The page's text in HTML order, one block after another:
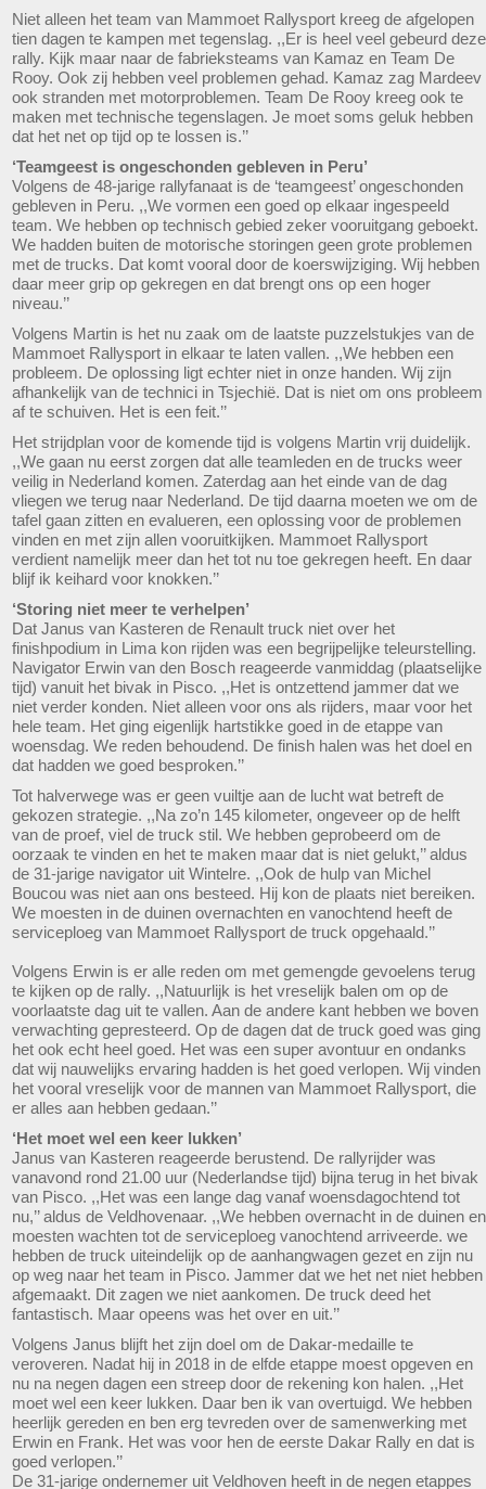
Niet alleen het team van Mammoet Rallysport kreeg de afgelopen
tien dagen te kampen met tegenslag. ,,Er is heel veel gebeurd deze
rally. Kijk maar naar de fabrieksteams van Kamaz en Team De
Rooy. Ook zij hebben veel problemen gehad. Kamaz zag Mardeev
ook stranden met motorproblemen. Team De Rooy kreeg ook te
maken met technische tegenslagen. Je moet soms geluk hebben
dat het net op tijd op te lossen is.’’
‘Teamgeest is ongeschonden gebleven in Peru’
Volgens de 48-jarige rallyfanaat is de ‘teamgeest’ ongeschonden
gebleven in Peru. ,,We vormen een goed op elkaar ingespeeld
team. We hebben op technisch gebied zeker vooruitgang geboekt.
We hadden buiten de motorische storingen geen grote problemen
met de trucks. Dat komt vooral door de koerswijziging. Wij hebben
daar meer grip op gekregen en dat brengt ons op een hoger
niveau.’’
Volgens Martin is het nu zaak om de laatste puzzelstukjes van de
Mammoet Rallysport in elkaar te laten vallen. ,,We hebben een
probleem. De oplossing ligt echter niet in onze handen. Wij zijn
afhankelijk van de technici in Tsjechië. Dat is niet om ons probleem
af te schuiven. Het is een feit.’’
Het strijdplan voor de komende tijd is volgens Martin vrij duidelijk.
,,We gaan nu eerst zorgen dat alle teamleden en de trucks weer
veilig in Nederland komen. Zaterdag aan het einde van de dag
vliegen we terug naar Nederland. De tijd daarna moeten we om de
tafel gaan zitten en evalueren, een oplossing voor de problemen
vinden en met zijn allen vooruitkijken. Mammoet Rallysport
verdient namelijk meer dan het tot nu toe gekregen heeft. En daar
blijf ik keihard voor knokken.’’
‘Storing niet meer te verhelpen’
Dat Janus van Kasteren de Renault truck niet over het
finishpodium in Lima kon rijden was een begrijpelijke teleurstelling.
Navigator Erwin van den Bosch reageerde vanmiddag (plaatselijke
tijd) vanuit het bivak in Pisco. ,,Het is ontzettend jammer dat we
niet verder konden. Niet alleen voor ons als rijders, maar voor het
hele team. Het ging eigenlijk hartstikke goed in de etappe van
woensdag. We reden behoudend. De finish halen was het doel en
dat hadden we goed besproken.’’
Tot halverwege was er geen vuiltje aan de lucht wat betreft de
gekozen strategie. ,,Na zo’n 145 kilometer, ongeveer op de helft
van de proef, viel de truck stil. We hebben geprobeerd om de
oorzaak te vinden en het te maken maar dat is niet gelukt,’’ aldus
de 31-jarige navigator uit Wintelre. ,,Ook de hulp van Michel
Boucou was niet aan ons besteed. Hij kon de plaats niet bereiken.
We moesten in de duinen overnachten en vanochtend heeft de
serviceploeg van Mammoet Rallysport de truck opgehaald.’’
Volgens Erwin is er alle reden om met gemengde gevoelens terug
te kijken op de rally. ,,Natuurlijk is het vreselijk balen om op de
voorlaatste dag uit te vallen. Aan de andere kant hebben we boven
verwachting gepresteerd. Op de dagen dat de truck goed was ging
het ook echt heel goed. Het was een super avontuur en ondanks
dat wij nauwelijks ervaring hadden is het goed verlopen. Wij vinden
het vooral vreselijk voor de mannen van Mammoet Rallysport, die
er alles aan hebben gedaan.’’
‘Het moet wel een keer lukken’
Janus van Kasteren reageerde berustend. De rallyrijder was
vanavond rond 21.00 uur (Nederlandse tijd) bijna terug in het bivak
van Pisco. ,,Het was een lange dag vanaf woensdagochtend tot
nu,’’ aldus de Veldhovenaar. ,,We hebben overnacht in de duinen en
moesten wachten tot de serviceploeg vanochtend arriveerde. we
hebben de truck uiteindelijk op de aanhangwagen gezet en zijn nu
op weg naar het team in Pisco. Jammer dat we het net niet hebben
afgemaakt. Dit zagen we niet aankomen. De truck deed het
fantastisch. Maar opeens was het over en uit.’’
Volgens Janus blijft het zijn doel om de Dakar-medaille te
veroveren. Nadat hij in 2018 in de elfde etappe moest opgeven en
nu na negen dagen een streep door de rekening kon halen. ,,Het
moet wel een keer lukken. Daar ben ik van overtuigd. We hebben
heerlijk gereden en ben erg tevreden over de samenwerking met
Erwin en Frank. Het was voor hen de eerste Dakar Rally en dat is
goed verlopen.’’
De 31-jarige ondernemer uit Veldhoven heeft in de negen etappes